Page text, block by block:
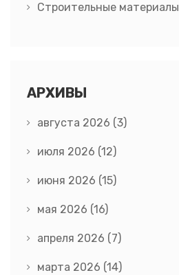
Строительные материалы
АРХИВЫ
августа 2026 (3)
июля 2026 (12)
июня 2026 (15)
мая 2026 (16)
апреля 2026 (7)
марта 2026 (14)